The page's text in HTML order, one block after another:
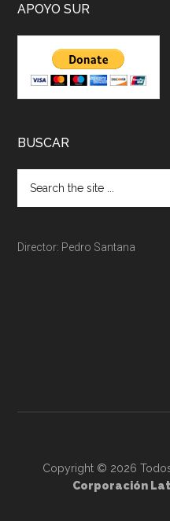
APOYO SUR
BUSCAR
Director: Pedro Santana
Copyright © 2026
Corporación